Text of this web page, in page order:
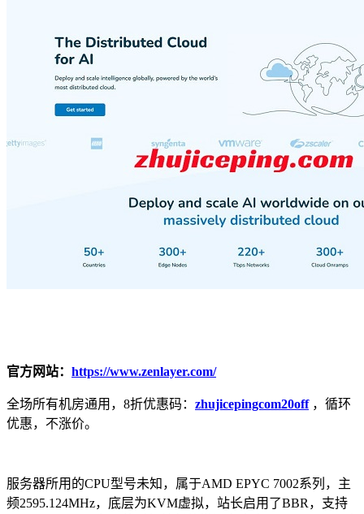
官方网站： https://www.zenlayer.com/
全场所有机房通用，8折优惠码： zhujicepingcom20off ，循环
优惠，不涨价。
服务器所用的CPU型号未知，属于AMD EPYC 7002系列，主
频2595.124MHz，底层为KVM虚拟，站长启用了BBR，支持